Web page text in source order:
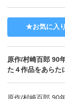
お気に入り
原作/村崎百郎 90
た４作品をあらた
原作/村崎百郎 90